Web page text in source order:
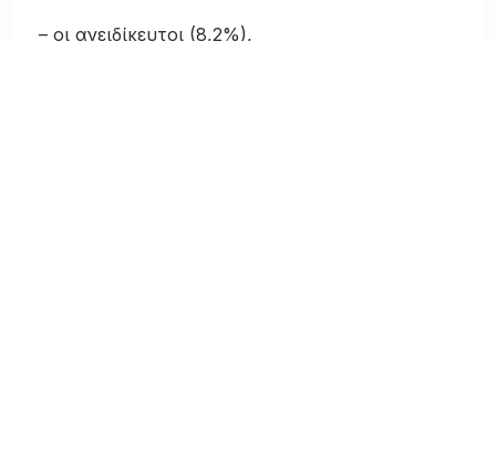
– οι ανειδίκευτοι (8,2%),